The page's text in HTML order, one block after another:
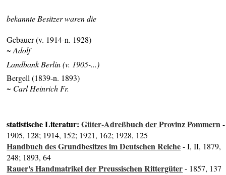
bekannte Besitzer waren die
Gebauer (v. 1914-n. 1928)
~ Adolf
Landbank Berlin (v. 1905-...)
Bergell (1839-n. 1893)
~ Carl Heinrich Fr.
statistische Literatur:Güter-Adreßbuch der Provinz Pommern-
1905, 128; 1914, 152; 1921, 162; 1928, 125
Handbuch des Grundbesitzes im Deutschen Reiche- I, II, 1879,
248; 1893, 64
Rauer's Handmatrikel der Preussischen Rittergüter- 1857, 137